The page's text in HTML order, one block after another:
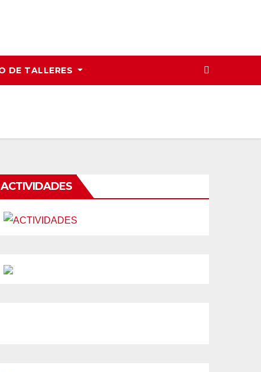
DE TALLERES
ACTIVIDADES